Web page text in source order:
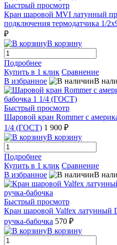
Быстрый просмотр
Кран шаровой MVI латунный
подключения термодатчика 1/
₽
В корзину
Подробнее
Купить в 1 клик Сравнение
В избранное
В
Быстрый просмотр
Шаровой кран Rommer с
1/4 (ГОСТ) 1 900 ₽
В корзину
Подробнее
Купить в 1 клик Сравнение
В избранное
В
Быстрый просмотр
Кран шаровой Valfex латунный
ручка-бабочка 570 ₽
В корзину